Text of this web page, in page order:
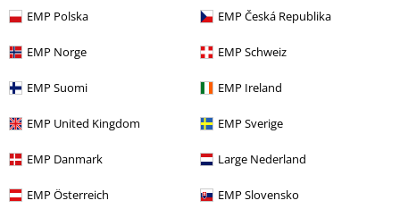
EMP Polska EMP Česká Republika
EMP Norge EMP Schweiz
EMP Suomi EMP Ireland
EMP United Kingdom EMP Sverige
EMP Danmark Large Nederland
EMP Österreich EMP Slovensko
53,99 € 41,99 €